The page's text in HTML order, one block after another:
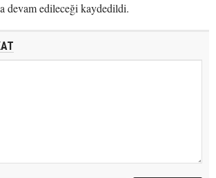
devam edileceği kaydedildi.